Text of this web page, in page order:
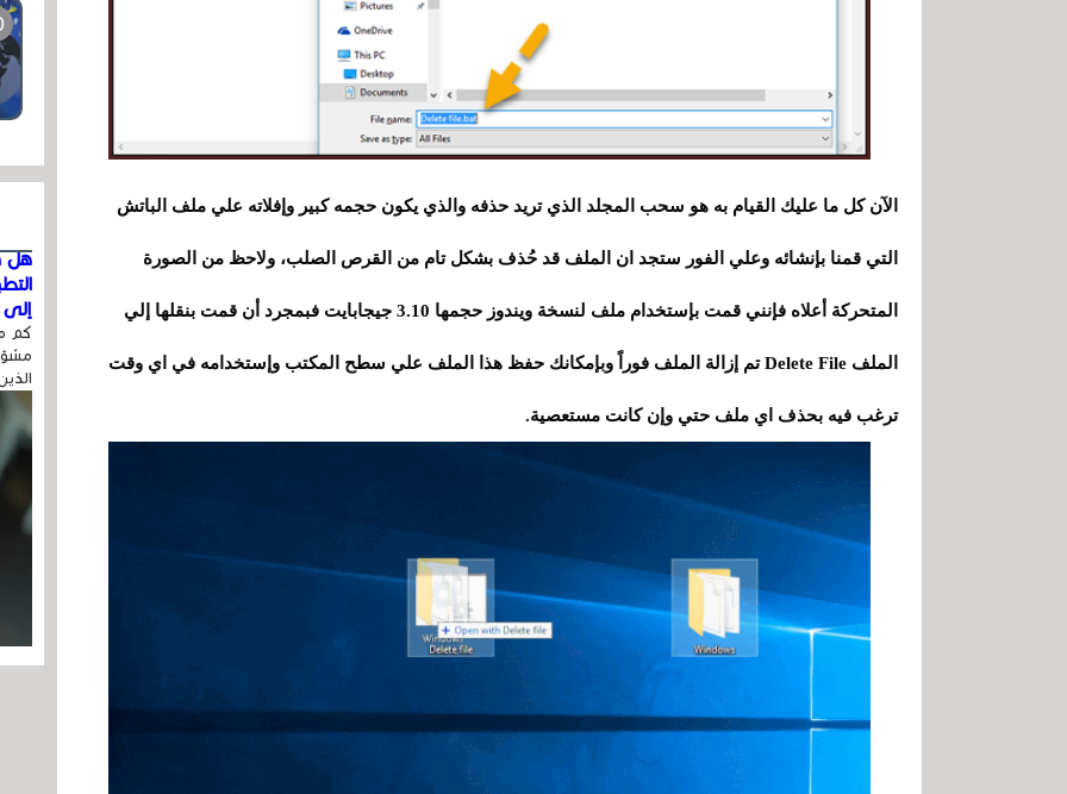
الآن كل ما عليك القيام به هو سحب المجلد الذي تريد حذفه والذي يكون حجمه كبير وإفلاته علي ملف الباتش
التي قمنا بإنشائه وعلي الفور ستجد ان الملف قد حُذف بشكل تام من القرص الصلب، ولاحظ من الصورة
المتحركة أعلاه فإنني قمت بإستخدام ملف لنسخة ويندوز حجمها 3.10 جيجابايت فبمجرد أن قمت بنقلها إلي
الملف Delete File تم إزالة الملف فوراً وبإمكانك حفظ هذا الملف علي سطح المكتب وإستخدامه في اي وقت
ترغب فيه بحذف اي ملف حتي وإن كانت مستعصية.
هل
إلى
كم